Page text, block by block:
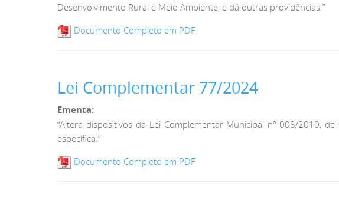
Desenvolvimento Rural e Meio Ambiente, e dá outras providências.”
Documento Completo em PDF
Lei Complementar 77/2024
Ementa:
“Altera dispositivos da Lei Complementar Municipal nº 008/2010,
específica.”
Documento Completo em PDF